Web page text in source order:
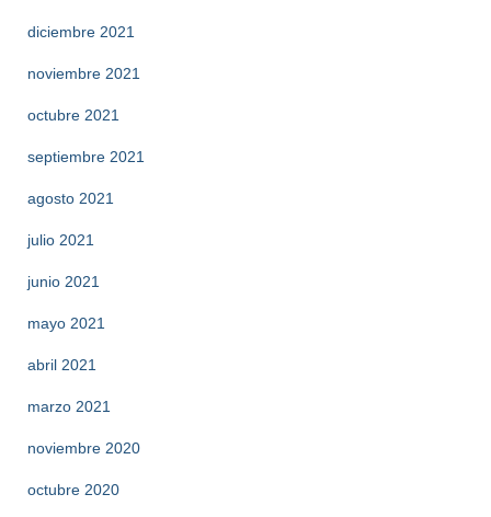
diciembre 2021
noviembre 2021
octubre 2021
septiembre 2021
agosto 2021
julio 2021
junio 2021
mayo 2021
abril 2021
marzo 2021
noviembre 2020
octubre 2020